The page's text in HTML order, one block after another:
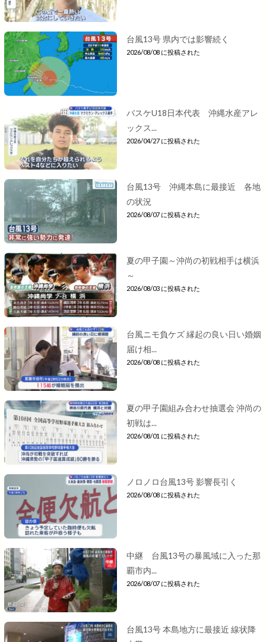
台風13号 県内では影響続く
2026/08/08 に投稿された
バスケU18日本代表 沖縄水産アレ
ックス...
2026/04/27 に投稿された
台風13号 沖縄本島に最接近 各地
の状況
2026/08/07 に投稿された
夏の甲子園～沖尚の初戦相手は横浜
～
2026/08/03 に投稿された
台風ニモ負ケズ 縁起の良い日い婚姻
届け相...
2026/08/08 に投稿された
夏の甲子園組み合わせ抽選会 沖尚の
初戦は...
2026/08/01 に投稿された
ノロノロ台風13号 影響長引く
2026/08/08 に投稿された
中継 台風13号の暴風域に入った那
覇市内...
2026/08/07 に投稿された
台風13号 本島地方に最接近 線状降